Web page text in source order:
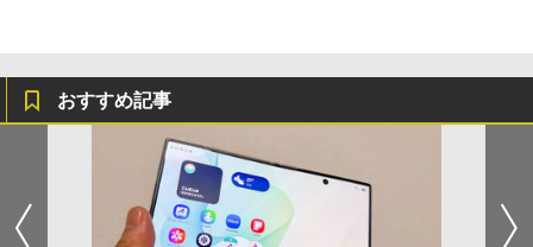
おすすめ記事